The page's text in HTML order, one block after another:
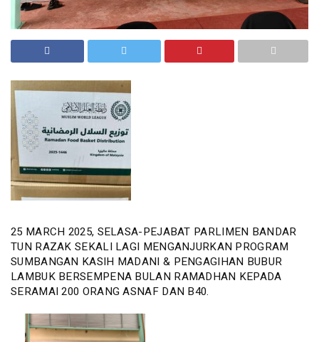
25 MARCH 2025, SELASA-PEJABAT PARLIMEN BANDAR
TUN RAZAK SEKALI LAGI MENGANJURKAN PROGRAM
SUMBANGAN KASIH MADANI & PENGAGIHAN BUBUR
LAMBUK BERSEMPENA BULAN RAMADHAN KEPADA
SERAMAI 200 ORANG ASNAF DAN B40.